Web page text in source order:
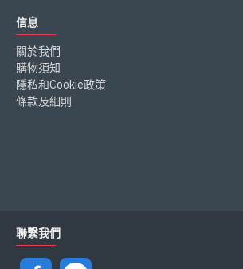
信息
關於我們
購物須知
隱私和Cookie政策
條款及細則
聯繫我們